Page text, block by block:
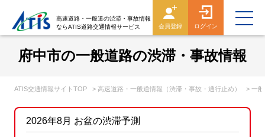
高速道路・一般道の渋滞・事故情報
ならATIS道路交通情報サービス
会員登録 ログイン
府中市の一般道路の渋滞・事故情報
ATIS交通情報サイトTOP > 高速道路・一般道情報（渋滞・事故・通行止め） > 一
2026年8月 お盆の渋滞予測